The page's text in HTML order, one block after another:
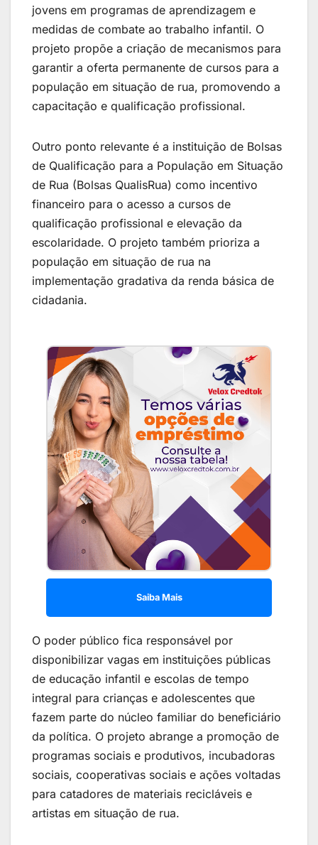
jovens em programas de aprendizagem e
medidas de combate ao trabalho infantil. O
projeto propõe a criação de mecanismos para
garantir a oferta permanente de cursos para a
população em situação de rua, promovendo a
capacitação e qualificação profissional.
Outro ponto relevante é a instituição de Bolsas
de Qualificação para a População em Situação
de Rua (Bolsas QualisRua) como incentivo
financeiro para o acesso a cursos de
qualificação profissional e elevação da
escolaridade. O projeto também prioriza a
população em situação de rua na
implementação gradativa da renda básica de
cidadania.
Saiba Mais
O poder público fica responsável por
disponibilizar vagas em instituições públicas
de educação infantil e escolas de tempo
integral para crianças e adolescentes que
fazem parte do núcleo familiar do beneficiário
da política. O projeto abrange a promoção de
programas sociais e produtivos, incubadoras
sociais, cooperativas sociais e ações voltadas
para catadores de materiais recicláveis e
artistas em situação de rua.